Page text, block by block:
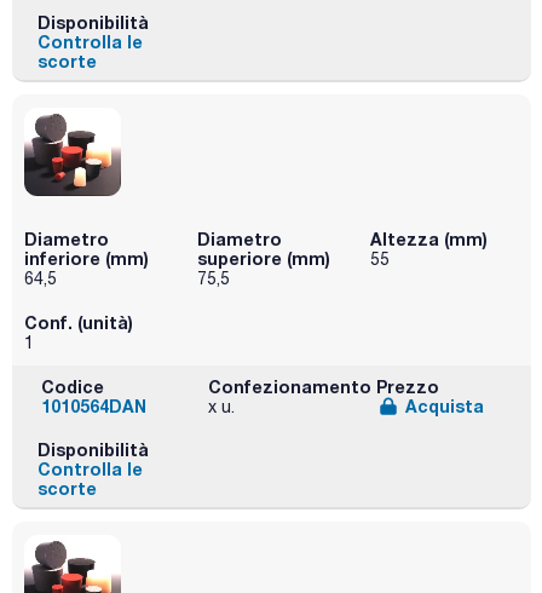
Disponibilità
Controlla le
scorte
Diametro
inferiore (mm)
64,5
Diametro
superiore (mm)
75,5
Altezza (mm)
55
Conf. (unità)
1
Codice
1010564DAN
Confezionamento
x u.
Prezzo
Acquista
Disponibilità
Controlla le
scorte